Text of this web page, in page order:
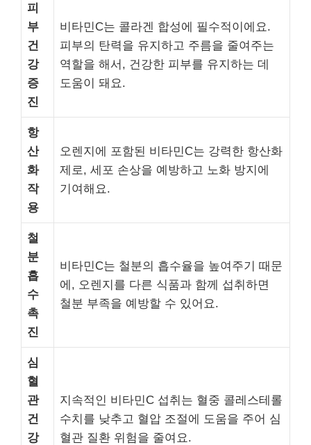
피
부
건
강
증
진
비타민C는 콜라겐 합성에 필수적이에요.
피부의 탄력을 유지하고 주름을 줄여주는
역할을 해서, 건강한 피부를 유지하는 데
도움이 돼요.
항
산
화
작
용
오렌지에 포함된 비타민C는 강력한 항산화
제로, 세포 손상을 예방하고 노화 방지에
기여해요.
철
분
흡
수
촉
진
비타민C는 철분의 흡수율을 높여주기 때문
에, 오렌지를 다른 식품과 함께 섭취하면
철분 부족을 예방할 수 있어요.
심
혈
관
건
강
지속적인 비타민C 섭취는 혈중 콜레스테롤
수치를 낮추고 혈압 조절에 도움을 주어 심
혈관 질환 위험을 줄여요.